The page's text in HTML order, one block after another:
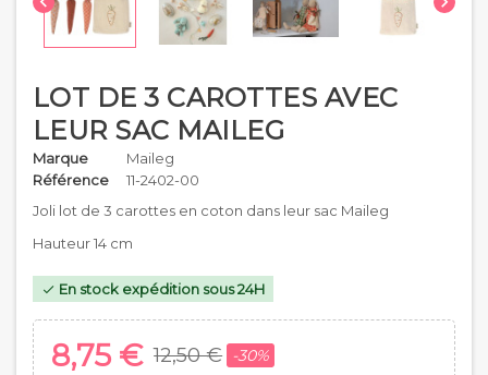
LOT DE 3 CAROTTES AVEC
LEUR SAC MAILEG
Marque
Maileg
Référence
11-2402-00
Joli lot de 3 carottes en coton dans leur sac Maileg
Hauteur 14 cm
 En stock expédition sous 24H
8,75 € 12,50 € -30%